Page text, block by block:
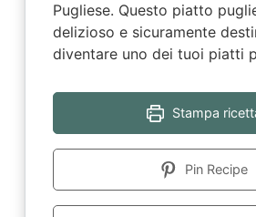
Pugliese. Questo piatto
delizioso e sicuramente
diventare uno dei tuoi piatti
Stampa
Pin Recipe